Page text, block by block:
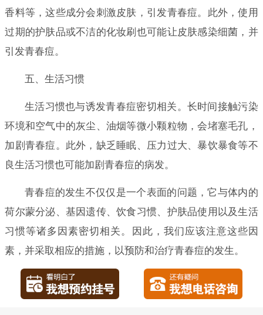
香料等，这些成分会刺激皮肤，引发青春痘。此外，使用
过期的护肤品或不洁的化妆刷也可能让皮肤感染细菌，并
引发青春痘。
五、生活习惯
生活习惯也与诱发青春痘密切相关。长时间接触污染
环境和空气中的灰尘、油烟等微小颗粒物，会堵塞毛孔，
加剧青春痘。此外，缺乏睡眠、压力过大、暴饮暴食等不
良生活习惯也可能加剧青春痘的病发。
青春痘的发生不仅仅是一个表面的问题，它与体内的
荷尔蒙分泌、基因遗传、饮食习惯、护肤品使用以及生活
习惯等诸多因素密切相关。因此，我们应该注意这些因
素，并采取相应的措施，以预防和治疗青春痘的发生。